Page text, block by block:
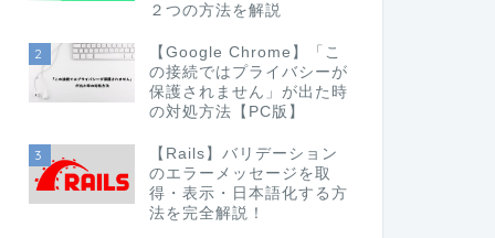
２つの方法を解説
2
【Google Chrome】「こ
の接続ではプライバシーが
保護されません」が出た時
の対処方法【PC版】
3
【Rails】バリデーション
のエラーメッセージを取
得・表示・日本語化する方
法を完全解説！